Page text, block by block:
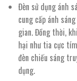
Đèn sử dụng ánh
cung cấp ánh
gian. Đồng thời,
hại như tia cực
đèn chiếu sáng
dụng.